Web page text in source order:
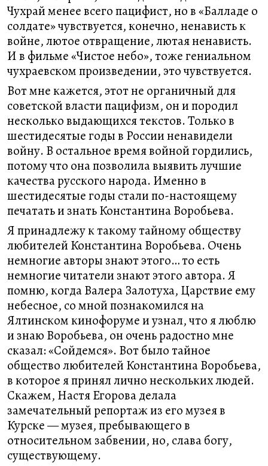
Чухрай менее всего пацифист, но в «Балладе о
солдате» чувствуется, конечно, ненависть к
войне, лютое отвращение, лютая ненависть.
И в фильме «Чистое небо», тоже гениальном
чухраевском произведении, это чувствуется.
Вот мне кажется, этот не органичный для
советской власти пацифизм, он и породил
несколько выдающихся текстов. Только в
шестидесятые годы в России ненавидели
войну. В остальное время войной гордились,
потому что она позволила выявить лучшие
качества русского народа. Именно в
шестидесятые годы стали по-настоящему
печатать и знать Константина Воробьева.
Я принадлежу к такому тайному обществу
любителей Константина Воробьева. Очень
немногие авторы знают этого… то есть
немногие читатели знают этого автора. Я
помню, когда Валера Залотуха, Царствие ему
небесное, со мной познакомился на
Ялтинском кинофоруме и узнал, что я люблю
и знаю Воробьева, он очень радостно мне
сказал: «Сойдемся». Вот было тайное
общество любителей Константина Воробьева,
в которое я принял лично нескольких людей.
Скажем, Настя Егорова делала
замечательный репортаж из его музея в
Курске — музея, пребывающего в
относительном забвении, но, слава богу,
существующему.